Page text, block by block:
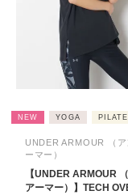
NEW YOGA
UNDER ARMOUR （ア
ーマー）
【UNDER ARMOUR
アーマー）】TECH